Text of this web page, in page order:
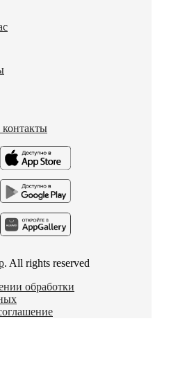
. All rights reserved
обработки